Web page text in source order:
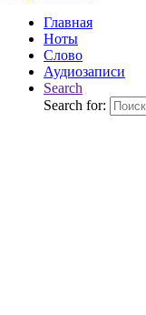
Главная
Ноты
Слово
Аудиозаписи
Search
Search for: